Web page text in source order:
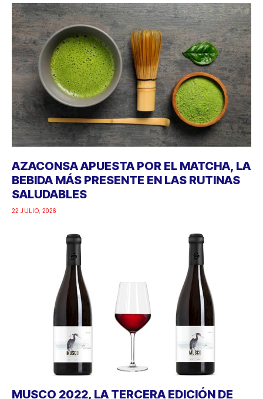
AZACONSA APUESTA POR EL MATCHA, LA
BEBIDA MÁS PRESENTE EN LAS RUTINAS
SALUDABLES
22 JULIO, 2026
MUSCO 2022, LA TERCERA EDICIÓN DE